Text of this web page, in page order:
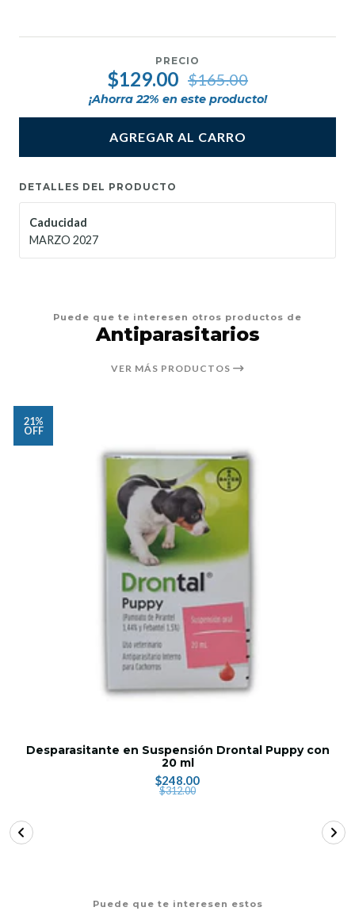
PRECIO
$129.00 $165.00
¡Ahorra 22% en este producto!
AGREGAR AL CARRO
DETALLES DEL PRODUCTO
Caducidad
MARZO 2027
Puede que te interesen otros productos de
Antiparasitarios
VER MÁS PRODUCTOS
21%
OFF
Desparasitante en Suspensión Drontal Puppy con
20 ml
$248.00
$312.00
Puede que te interesen estos